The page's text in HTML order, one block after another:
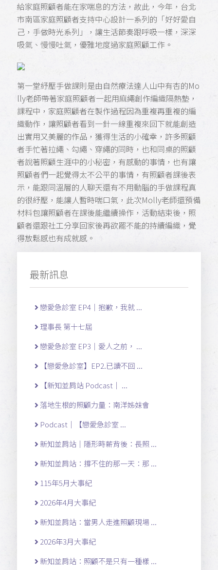
給家庭照顧者能在家喘息的方法，故此，今年，台北
市南區家庭照顧者支持中心設計一系列的「好好愛自
己，手做時光系列」，讓生活節奏跟呼吸一樣，深深
吸氣、慢慢吐氣，優雅地度過家庭照顧工作。
第一堂紓壓手做課則是由自然療法達人山中有杏的Mo
lly老師帶著家庭照顧者一起用麻繩創作編織隔熱墊，
課程中，家庭照顧者在製作過程因為重複再重複的編
織動作，讓照顧者看到一針一線重複來回下就能創造
出實用又美麗的作品，獲得生活的小確幸，許多照顧
者手忙著拉繩、勾繩、穿繩的同時，也和同桌的照顧
者說著照顧生涯中的小秘密，有感動的事情，也有讓
照顧者們一起覺得太不公平的事情，有照顧者課後表
示，能跟同溫層的人聊天還有不用動腦的手做課程真
的很紓壓，能讓人暫時喘口氣，此次Molly老師還預備
材料包讓照顧者在課後能繼續操作，活動結束後，照
顧者還跟社工分享回家後再欲罷不能的持續編織，覺
得放鬆感也有成就感。
最新訊息
戀愛急診室 EP4｜抱歉，我就 ...
理事長 第十七屆
戀愛急診室 EP3｜愛人之前， ...
【戀愛急診室】EP2.已讀不回 ...
【新知並肩站 Podcast｜ ...
落地生根的照顧力量：南洋姊妹會
Podcast｜【戀愛急診室 ...
新知並肩站｜隱形時薪背後：長照 ...
新知並肩站：撐不住的那一天：那 ...
115年5月大事紀
2026年4月大事紀
新知並肩站：當男人走進照顧現場 ...
2026年3月大事紀
新知並肩站：照顧不是只有一種樣 ...